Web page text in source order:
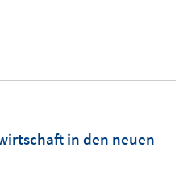
in den neuen